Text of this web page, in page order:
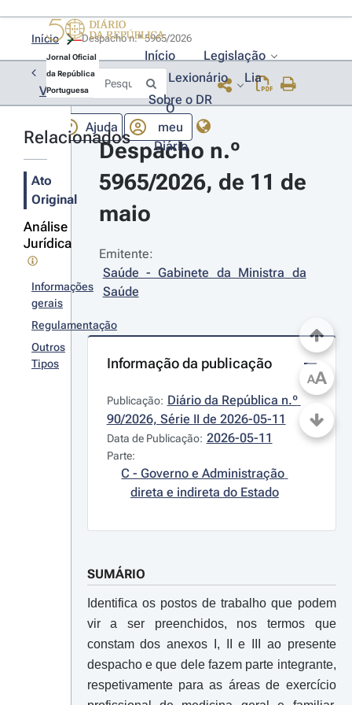
Jornal Oficial
da República
Portuguesa
Início
Legislação
Lexionário
Lia
Sobre o DR
Ajuda
O
meu
Diário
Início
Voltar
Relacionados
Ato
Original
Análise
Jurídica
Informações
gerais
Regulamentação
Outros
Tipos
Despacho n.º
5965/2026, de 11 de
maio
Emitente:
Saúde - Gabinete da Ministra da
Saúde
Informação da publicação
Publicação: Diário da República n.º
90/2026, Série II de 2026-05-11
Data de Publicação: 2026-05-11
Parte:
C - Governo e Administração
direta e indireta do Estado
SUMÁRIO
Identifica os postos de trabalho que podem
vir a ser preenchidos, nos termos que
constam dos anexos I, II e III ao presente
despacho e que dele fazem parte integrante,
respetivamente para as áreas de exercício
AA